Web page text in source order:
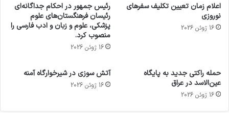
اعلام زمان تعیین تکلیف سفرهای
نوروزی
16 ژوئن 2026
رئیس جمهور در احکام جداگانه‌ای
رئیسان فرهنگستان‌های علوم
پزشکی، علوم و زبان و ادب فارسی را
منصوب کرد.
16 ژوئن 2026
حمله راکتی جدید به پایگاه
عین‌الاسد در عراق
16 ژوئن 2026
آتش سوزی در شیرخوارگاه آمنه
16 ژوئن 2026